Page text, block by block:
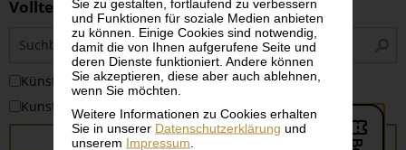
und Funktionen für soziale Medien anbieten
zu können. Einige Cookies sind notwendig,
damit die von Ihnen aufgerufene Seite und
deren Dienste funktioniert. Andere können
Sie akzeptieren, diese aber auch ablehnen,
wenn Sie möchten.
Weitere Informationen zu Cookies erhalten
Sie in unserer Datenschutzerklärung und
unserem Impressum
Volltextsuche
KünstlerInnen
Kunstwerke
SUCHEN